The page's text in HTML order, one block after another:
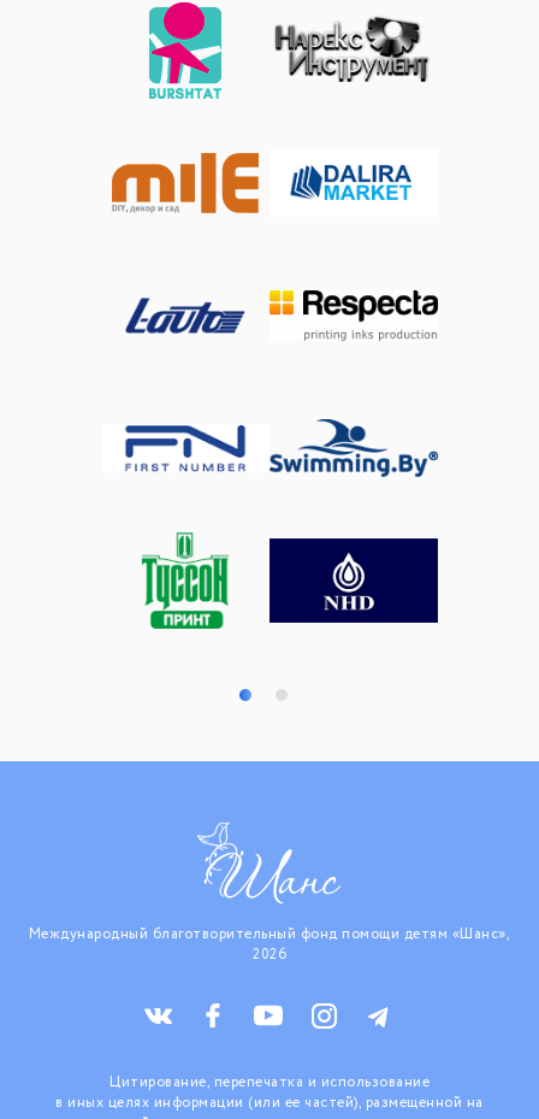
Международный благотворительный фонд помощи детям «Шанс»,
2026
Цитирование, перепечатка и использование
в иных целях информации (или ее частей), размещенной на